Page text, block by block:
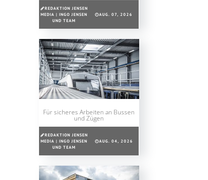
REDAKTION JENSEN
MEDIA | INGO JENSEN
UND TEAM
AUG. 07, 2026
Für sicheres Arbeiten an Bussen
und Zügen
REDAKTION JENSEN
MEDIA | INGO JENSEN
UND TEAM
AUG. 04, 2026